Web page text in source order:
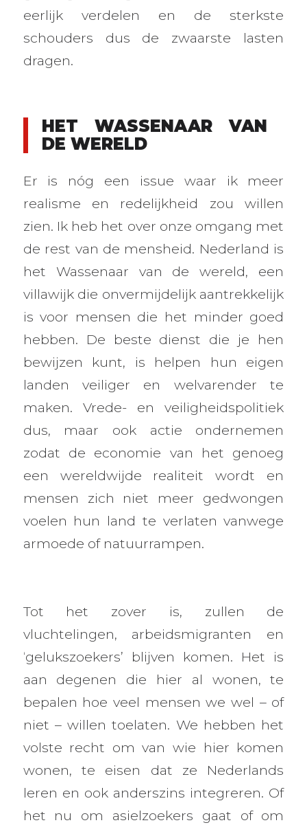
eerlijk verdelen en de sterkste
schouders dus de zwaarste lasten
dragen.
HET WASSENAAR VAN
DE WERELD
Er is nóg een issue waar ik meer
realisme en redelijkheid zou willen
zien. Ik heb het over onze omgang met
de rest van de mensheid. Nederland is
het Wassenaar van de wereld, een
villawijk die onvermijdelijk aantrekkelijk
is voor mensen die het minder goed
hebben. De beste dienst die je hen
bewijzen kunt, is helpen hun eigen
landen veiliger en welvarender te
maken. Vrede- en veiligheidspolitiek
dus, maar ook actie ondernemen
zodat de economie van het genoeg
een wereldwijde realiteit wordt en
mensen zich niet meer gedwongen
voelen hun land te verlaten vanwege
armoede of natuurrampen.
Tot het zover is, zullen de
vluchtelingen, arbeidsmigranten en
‘gelukszoekers’ blijven komen. Het is
aan degenen die hier al wonen, te
bepalen hoe veel mensen we wel – of
niet – willen toelaten. We hebben het
volste recht om van wie hier komen
wonen, te eisen dat ze Nederlands
leren en ook anderszins integreren. Of
het nu om asielzoekers gaat of om